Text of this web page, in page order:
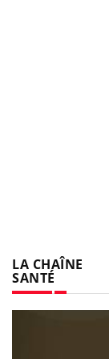
LA CHAÎNE
SANTÉ